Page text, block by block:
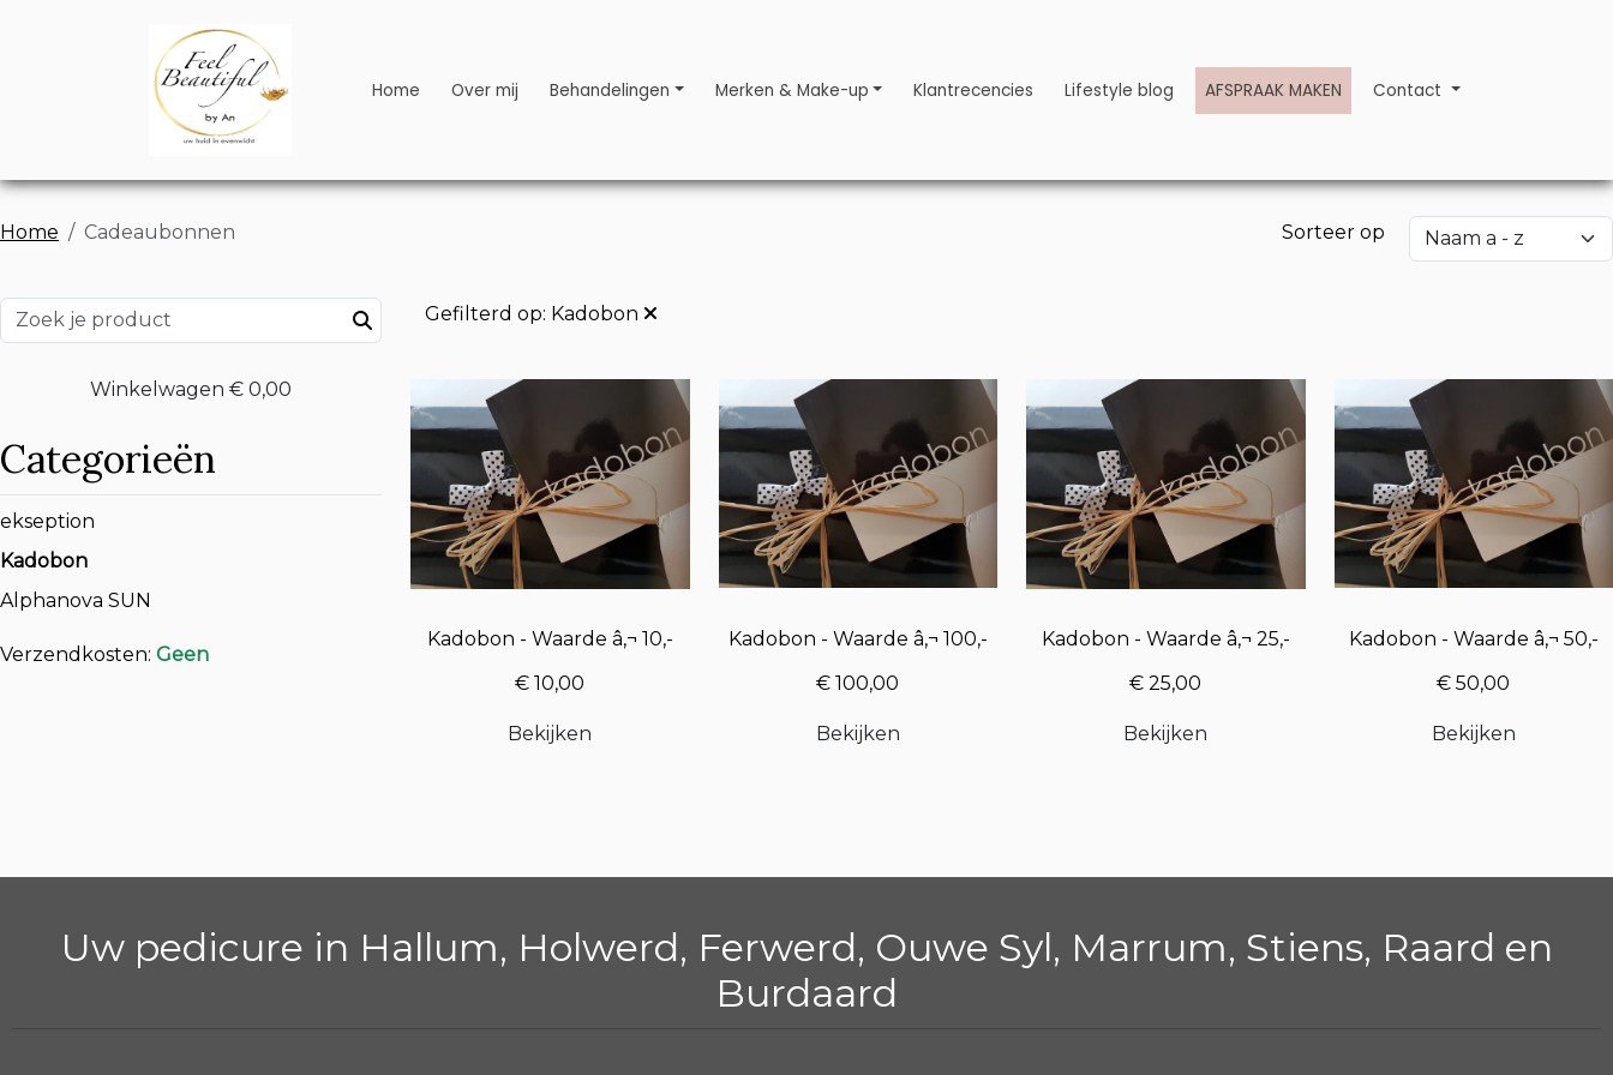
Home Over mij Behandelingen Merken & Make-up Klantrecencies Lifestyle blog AFSPRAAK MAKEN Contact
Home Cadeaubonnen Sorteer op
Winkelwagen € 0,00
Categorieën
ekseption
Kadobon
Alphanova SUN
Verzendkosten: Geen
Gefilterd op: Kadobon
Kadobon - Waarde â‚¬ 10,-
€ 10,00
Bekijken
Kadobon - Waarde â‚¬ 100,-
€ 100,00
Bekijken
Kadobon - Waarde â‚¬ 25,-
€ 25,00
Bekijken
Kadobon - Waarde â‚¬ 50,-
€ 50,00
Bekijken
Uw pedicure in Hallum, Holwerd, Ferwerd, Ouwe Syl, Marrum, Stiens, Raard en
Burdaard